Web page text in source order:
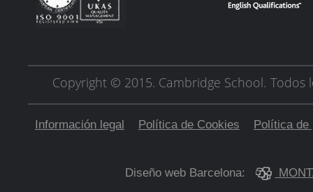
Copyright © 2015. Cambridge School. Todos
Información legal Política de Cookies Política de
Diseño web Barcelona: